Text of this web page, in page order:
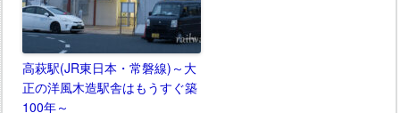
高萩駅(JR東日本・常磐線)～大
正の洋風木造駅舎はもうすぐ築
100年～